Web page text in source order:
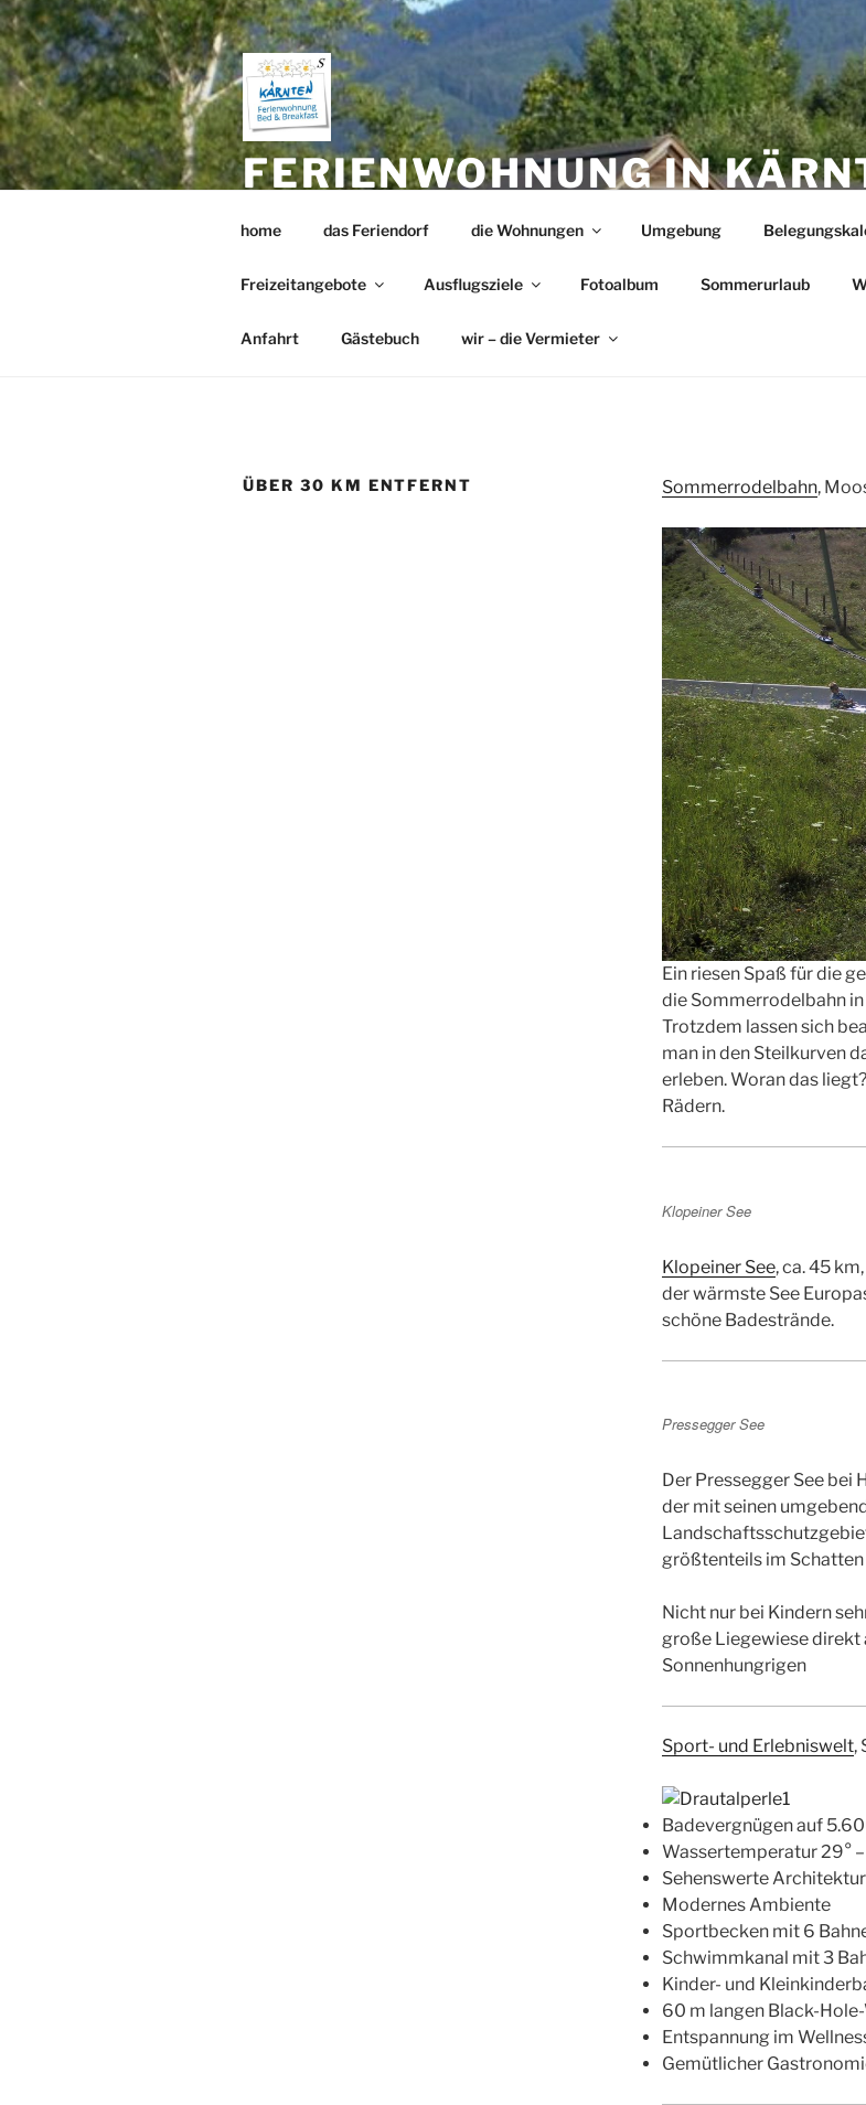
Zum
Inhalt
springen
FERIENWOHNUNG IN
SEE EIGENER GARTEN …
BEHEIZTER POOL
home das Feriendorf die Wohnungen Umgebung
Freizeitangebote Ausflugsziele Fotoalbum Sommerurlaub
Anfahrt Gästebuch wir – die Vermieter
ÜBER 30 KM ENTFERNT Sommerrodelbahn,
Ein riesen Spaß für die
die Sommerrodelbahn
Trotzdem lassen sich
man in den Steilkurven
erleben. Woran das
Rädern.
Klopeiner See
Klopeiner See, ca. 45
der wärmste See
schöne Badestrände.
Pressegger See
Der Pressegger See bei
der mit seinen
größtenteils im
Nicht nur bei Kindern
große Liegewiese direkt
Sonnenhungrigen
Sport- und Erlebniswelt,
Badevergnügen auf
Wassertemperatur 29°
Sehenswerte Architektur
Modernes Ambiente
Sportbecken mit 6
Schwimmkanal mit 3
Kinder- und
60 m langen Black-
Entspannung im
Gemütlicher